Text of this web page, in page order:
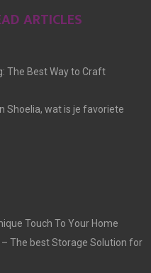
ARTICLES
The Best Way to Craft
Shoelia, wat is je favoriete
Touch To Your Home
– The best Storage Solution for